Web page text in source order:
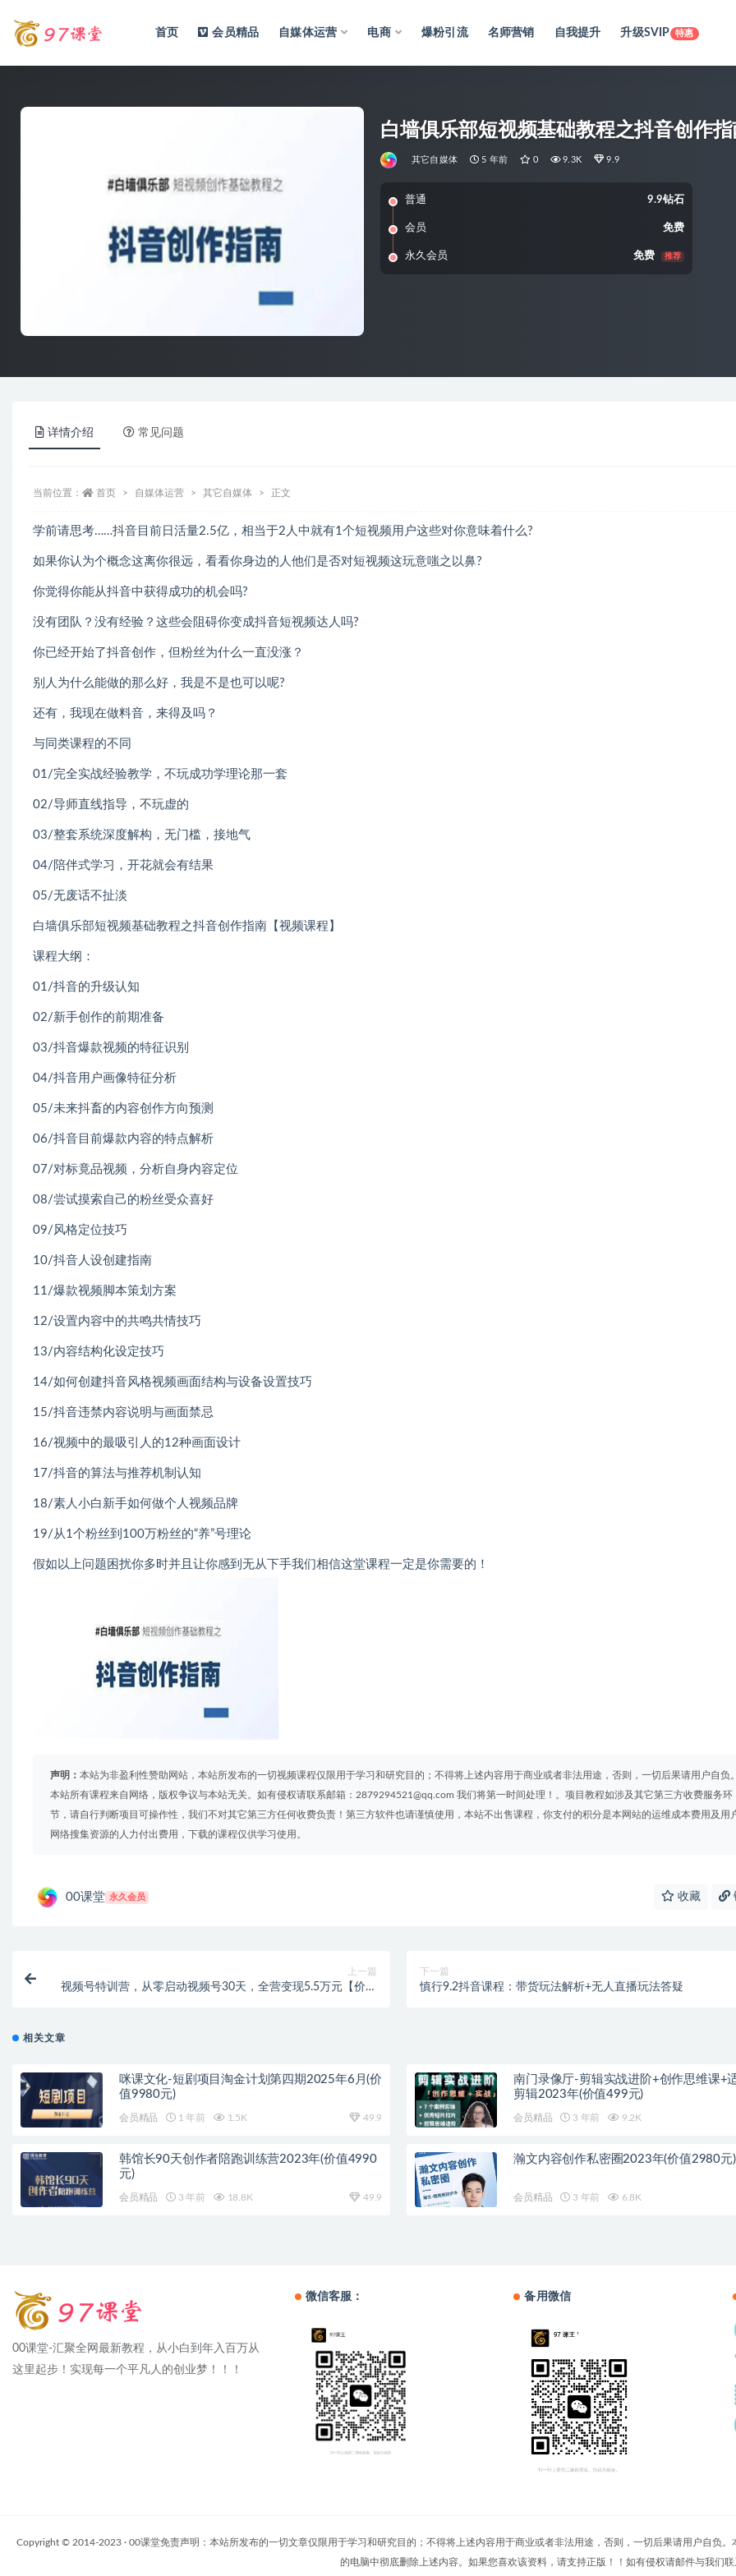
首页 会员精品 自媒体运营 电商 爆粉引流 名师营销 自我提升 升级SVIP 特惠
白墙俱乐部短视频基础教程之抖音创作
其它自媒体 5 年前 0 9.3K 9.9
普通 9.9钻石
会员 免费
永久会员 免费 推荐
详情介绍 常见问题
当前位置： 首页 自媒体运营 其它自媒体 正文
学前请思考……抖音目前日活量2.5亿，相当于2人中就有1个短视频用户这些对你意味着什么?
如果你认为个概念这离你很远，看看你身边的人他们是否对短视频这玩意嗤之以鼻?
你觉得你能从抖音中获得成功的机会吗?
没有团队？没有经验？这些会阻碍你变成抖音短视频达人吗?
你已经开始了抖音创作，但粉丝为什么一直没涨？
别人为什么能做的那么好，我是不是也可以呢?
还有，我现在做料音，来得及吗？
与同类课程的不同
01/完全实战经验教学，不玩成功学理论那一套
02/导师直线指导，不玩虚的
03/整套系统深度解构，无门槛，接地气
04/陪伴式学习，开花就会有结果
05/无废话不扯淡
白墙俱乐部短视频基础教程之抖音创作指南【视频课程】
课程大纲：
01/抖音的升级认知
02/新手创作的前期准备
03/抖音爆款视频的特征识别
04/抖音用户画像特征分析
05/未来抖畜的内容创作方向预测
06/抖音目前爆款内容的特点解析
07/对标竟品视频，分析自身内容定位
08/尝试摸索自己的粉丝受众喜好
09/风格定位技巧
10/抖音人设创建指南
11/爆款视频脚本策划方案
12/设置内容中的共鸣共情技巧
13/内容结构化设定技巧
14/如何创建抖音风格视频画面结构与设备设置技巧
15/抖音违禁内容说明与画面禁忌
16/视频中的最吸引人的12种画面设计
17/抖音的算法与推荐机制认知
18/素人小白新手如何做个人视频品牌
19/从1个粉丝到100万粉丝的“养”号理论
假如以上问题困扰你多时并且让你感到无从下手我们相信这堂课程一定是你需要的！
声明： 本站为非盈利性赞助网站，本站所发布的一切视频课程仅限用于学习和研究目的；不得将上述内容用于商业或者非法用途，否则，一切后果请用户自负
本站所有课程来自网络，版权争议与本站无关。如有侵权请联系邮箱：2879294521@qq.com 我们将第一时间处理！。项目教程如涉及其它第三方收费服务环
节，请自行判断项目可操作性，我们不对其它第三方任何收费负责！第三方软件也请谨慎使用，本站不出售课程，你支付的积分是本网站的运维成本费用及用
网络搜集资源的人力付出费用，下载的课程仅供学习使用。
00课堂 永久会员 收藏
上一篇
视频号特训营，从零启动视频号30天，全营变现5.5万元【价值
下一篇
慎行9.2抖音课程：带货玩法解析+无人直播玩法答疑
相关文章
咪课文化-短剧项目淘金计划第四期2025年6月(价
值9980元)
会员精品 1 年前 1.5K 49.9
南门录像厅-剪辑实战进阶+创作思维课+
剪辑2023年(价值499元)
会员精品 3 年前 9.2K
韩馆长90天创作者陪跑训练营2023年(价值4990
元)
会员精品 3 年前 18.8K 49.9
瀚文内容创作私密圈2023年(价值2980元)
会员精品 3 年前 6.8K
00课堂-汇聚全网最新教程，从小白到年入百万从
这里起步！实现每一个平凡人的创业梦！！！
微信客服： 备用微信
Copyright © 2014-2023 · 00课堂免责声明：本站所发布的一切文章仅限用于学习和研究目的；不得将上述内容用于商业或者非法用途，否则，一切后果请用户自负
的电脑中彻底删除上述内容。如果您喜欢该资料，请支持正版！！如有侵权请邮件与我们